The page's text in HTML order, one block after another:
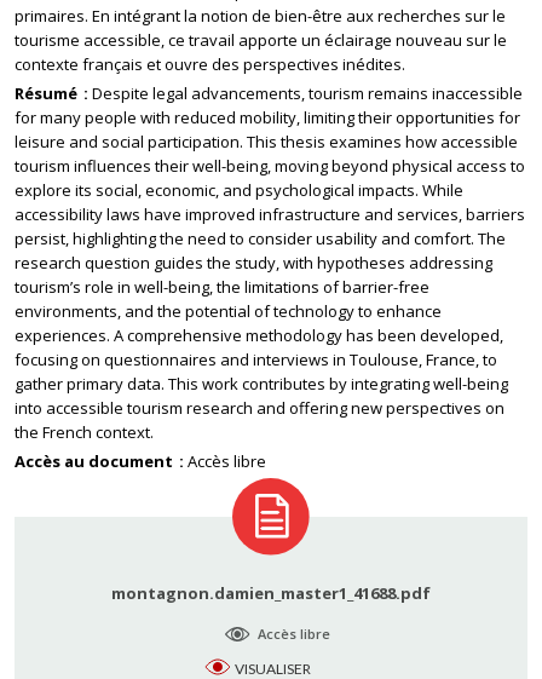
primaires. En intégrant la notion de bien-être aux recherches sur le
tourisme accessible, ce travail apporte un éclairage nouveau sur le
contexte français et ouvre des perspectives inédites.
Résumé
Despite legal advancements, tourism remains inaccessible
for many people with reduced mobility, limiting their opportunities for
leisure and social participation. This thesis examines how accessible
tourism influences their well-being, moving beyond physical access to
explore its social, economic, and psychological impacts. While
accessibility laws have improved infrastructure and services, barriers
persist, highlighting the need to consider usability and comfort. The
research question guides the study, with hypotheses addressing
tourism’s role in well-being, the limitations of barrier-free
environments, and the potential of technology to enhance
experiences. A comprehensive methodology has been developed,
focusing on questionnaires and interviews in Toulouse, France, to
gather primary data. This work contributes by integrating well-being
into accessible tourism research and offering new perspectives on
the French context.
Accès au document
Accès libre
montagnon.damien_master1_41688.pdf
Accès libre
VISUALISER